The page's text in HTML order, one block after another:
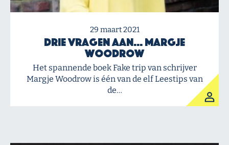
29 maart 2021
Drie vragen aan… Margje
Woodrow
Het spannende boek Fake trip van schrijver
Margje Woodrow is één van de elf Leestips van
de…